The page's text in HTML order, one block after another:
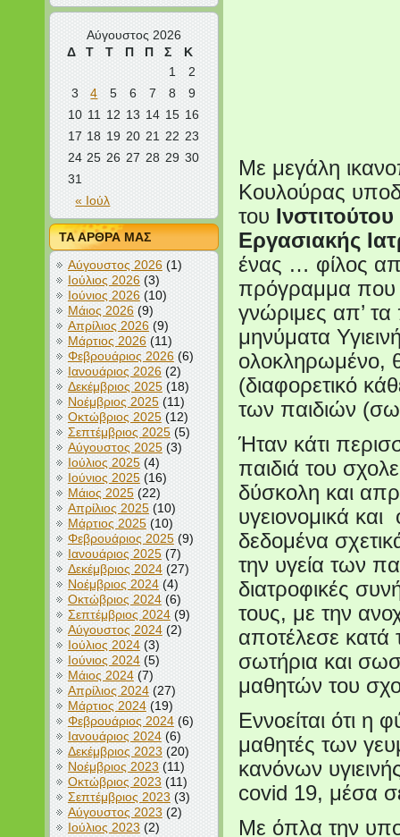
Αύγουστος 2026
Δ
Τ Τ Π Π Σ Κ
« Ιούλ
1
2
3
4 5 6 7 8
9
10 11 12 13 14 15 16
17 18 19 20 21 22 23
24 25 26 27 28 29 30
31
ΤΑ ΑΡΘΡΑ ΜΑΣ
Αύγουστος 2026(1)
Ιούλιος 2026(3)
Ιούνιος 2026(10)
Μάιος 2026(9)
Απρίλιος 2026(9)
Μάρτιος 2026(11)
Φεβρουάριος 2026(6)
Ιανουάριος 2026(2)
Δεκέμβριος 2025(18)
Νοέμβριος 2025(11)
Οκτώβριος 2025(12)
Σεπτέμβριος 2025(5)
Αύγουστος 2025(3)
Ιούλιος 2025(4)
Ιούνιος 2025(16)
Μάιος 2025(22)
Απρίλιος 2025(10)
Μάρτιος 2025(10)
Φεβρουάριος 2025(9)
Ιανουάριος 2025(7)
Δεκέμβριος 2024(27)
Νοέμβριος 2024(4)
Οκτώβριος 2024(6)
Σεπτέμβριος 2024(9)
Αύγουστος 2024(2)
Ιούλιος 2024(3)
Ιούνιος 2024(5)
Μάιος 2024(7)
Απρίλιος 2024(27)
Μάρτιος 2024(19)
Φεβρουάριος 2024(6)
Ιανουάριος 2024(6)
Δεκέμβριος 2023 (20)
Νοέμβριος 2023 (11)
Οκτώβριος 2023(11)
Σεπτέμβριος 2023 (3)
Αύγουστος 2023 (2)
Ιούλιος 2023(2)
Με μεγάλη
Κουλούρας
του
Εργασιακής
ένας … φίλος
πρόγραμμα που
γνώριμες απ’
μηνύματα
ολοκληρωμένο,
(διαφορετικό
των παιδιών
Ήταν κάτι
παιδιά του
δύσκολη και
υγειονομικά
δεδομένα
την υγεία των
διατροφικές
τους, με την
αποτέλεσε κατά
σωτήρια και
μαθητών του
Εννοείται ότι
μαθητές των
κανόνων
covid 19, μέσα
Με όπλα την